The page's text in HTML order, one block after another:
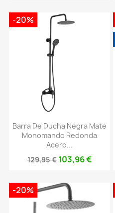
Barra De Ducha Negra Mate
Monomando Redonda
Acero...
129,95 € 103,96 €
-20%
-20%